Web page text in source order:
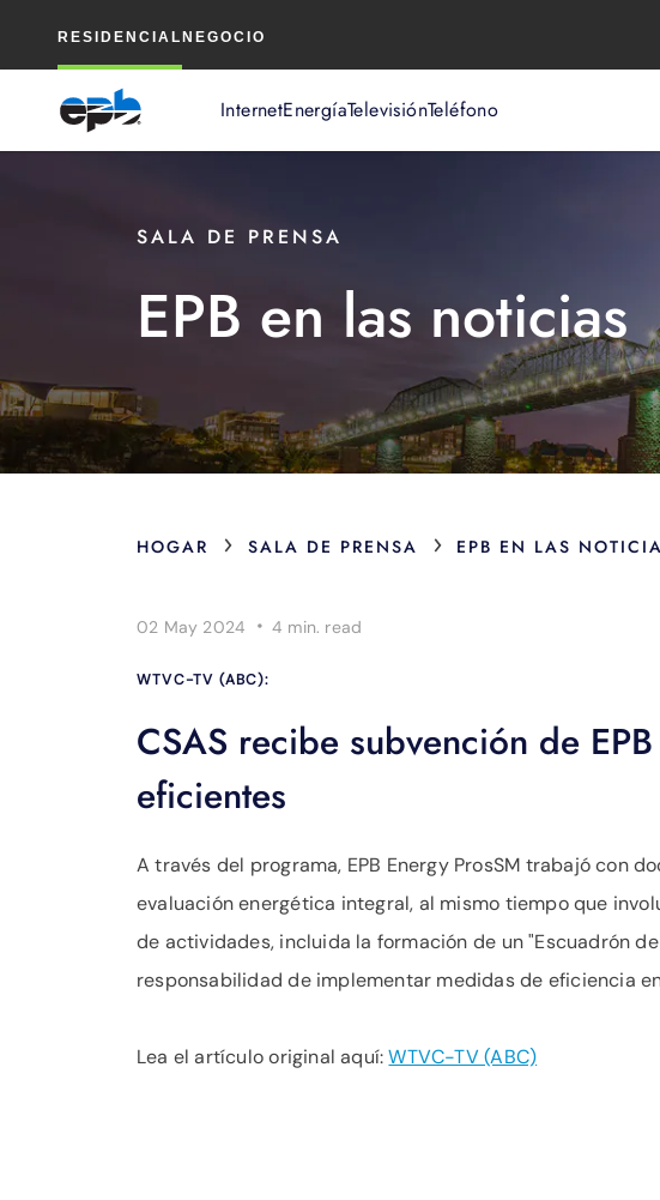
RESIDENCIAL NEGOCIO
InternetEnergíaTelevisiónTeléfono
principal
SALA DE PRENSA
EPB en las noticias
HOGAR › SALA DE PRENSA › EPB EN LAS
02 May 2024 · 4 min. read
WTVC-TV (ABC):
CSAS recibe subvención de
eficientes
A través del programa, EPB Energy ProsSM trabajó con
evaluación energética integral, al mismo tiempo que
de actividades, incluida la formación de un "Escuadrón
responsabilidad de implementar medidas de eficiencia
Lea el artículo original aquí:WTVC-TV (ABC)